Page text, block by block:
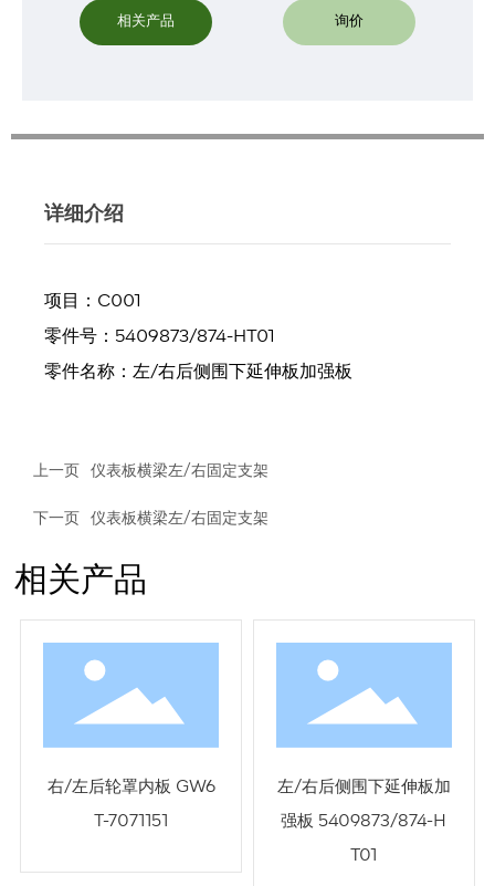
相关产品 询价
详细介绍
项目：C001
零件号：5409873/874-HT01
零件名称：左/右后侧围下延伸板加强板
上一页 仪表板横梁左/右固定支架
下一页 仪表板横梁左/右固定支架
相关产品
右/左后轮罩内板 GW6
T-7071151
左/右后侧围下延伸板加
强板 5409873/874-H
T01